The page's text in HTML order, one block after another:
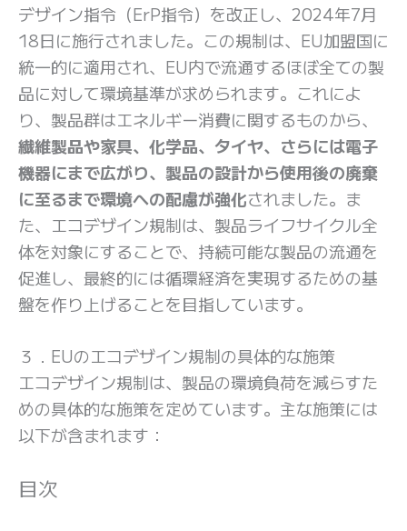
デザイン指令（ErP指令）を改正し、2024年7月
18日に施行されました。この規制は、EU加盟国に
統一的に適用され、EU内で流通するほぼ全ての製
品に対して環境基準が求められます。これによ
り、製品群はエネルギー消費に関するものから、
繊維製品や家具、化学品、タイヤ、さらには電子
機器にまで広がり、製品の設計から使用後の廃棄
に至るまで環境への配慮が強化されました。ま
た、エコデザイン規制は、製品ライフサイクル全
体を対象にすることで、持続可能な製品の流通を
促進し、最終的には循環経済を実現するための基
盤を作り上げることを目指しています。
３．EUのエコデザイン規制の具体的な施策
エコデザイン規制は、製品の環境負荷を減らすた
めの具体的な施策を定めています。主な施策には
以下が含まれます：
目次